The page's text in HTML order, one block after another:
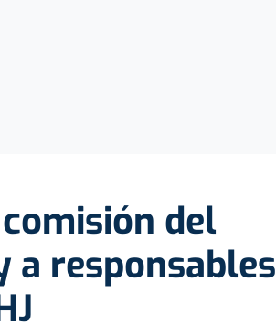
del
a responsables